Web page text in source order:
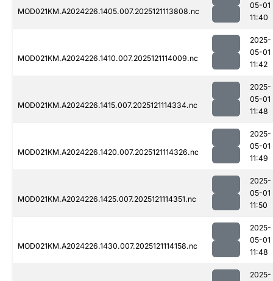
MOD021KM.A2024226.1405.007.2025121113808.nc
05-01
11:40
MOD021KM.A2024226.1410.007.2025121114009.nc
2025-
05-01
11:42
MOD021KM.A2024226.1415.007.2025121114334.nc
2025-
05-01
11:48
MOD021KM.A2024226.1420.007.2025121114326.nc
2025-
05-01
11:49
MOD021KM.A2024226.1425.007.2025121114351.nc
2025-
05-01
11:50
MOD021KM.A2024226.1430.007.2025121114158.nc
2025-
05-01
11:48
2025-